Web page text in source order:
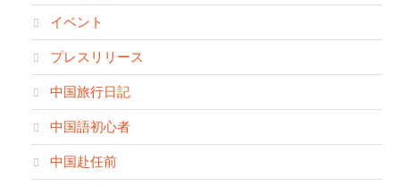
イベント
プレスリリース
中国旅行日記
中国語初心者
中国赴任前